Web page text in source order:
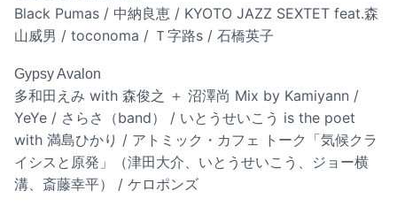
Black Pumas / 中納良恵 / KYOTO JAZZ SEXTET feat.森
山威男 / toconoma / Ｔ字路s / 石橋英子
Gypsy Avalon
多和田えみ with 森俊之 ＋ 沼澤尚 Mix by Kamiyann /
YeYe / さらさ（band） / いとうせいこう is the poet
with 満島ひかり / アトミック・カフェ トーク「気候クラ
イシスと原発」（津田大介、いとうせいこう、ジョー横
溝、斎藤幸平） / ケロポンズ